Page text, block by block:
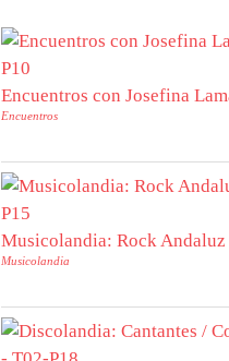
Encuentros con Josefina
Encuentros
Musicolandia: Rock Andaluz
Musicolandia